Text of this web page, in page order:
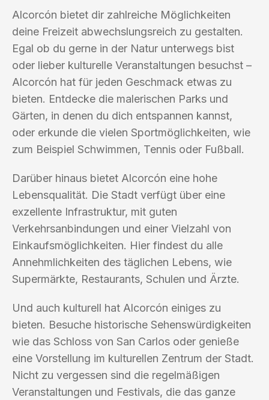
Alcorcón bietet dir zahlreiche Möglichkeiten
deine Freizeit abwechslungsreich zu gestalten.
Egal ob du gerne in der Natur unterwegs bist
oder lieber kulturelle Veranstaltungen besuchst –
Alcorcón hat für jeden Geschmack etwas zu
bieten. Entdecke die malerischen Parks und
Gärten, in denen du dich entspannen kannst,
oder erkunde die vielen Sportmöglichkeiten, wie
zum Beispiel Schwimmen, Tennis oder Fußball.
Darüber hinaus bietet Alcorcón eine hohe
Lebensqualität. Die Stadt verfügt über eine
exzellente Infrastruktur, mit guten
Verkehrsanbindungen und einer Vielzahl von
Einkaufsmöglichkeiten. Hier findest du alle
Annehmlichkeiten des täglichen Lebens, wie
Supermärkte, Restaurants, Schulen und Ärzte.
Und auch kulturell hat Alcorcón einiges zu
bieten. Besuche historische Sehenswürdigkeiten
wie das Schloss von San Carlos oder genieße
eine Vorstellung im kulturellen Zentrum der Stadt.
Nicht zu vergessen sind die regelmäßigen
Veranstaltungen und Festivals, die das ganze